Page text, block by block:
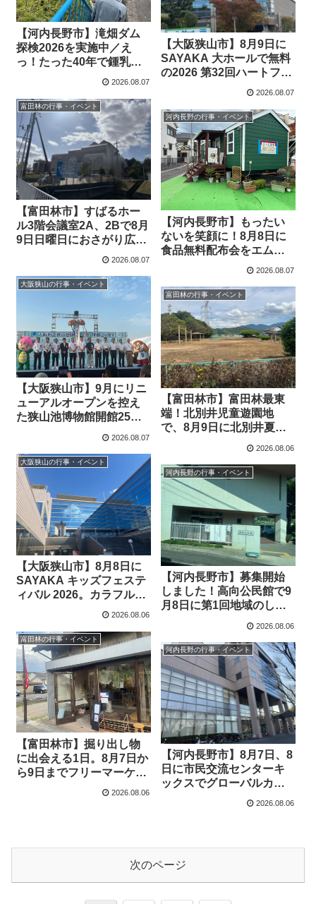
【河内長野市】滝畑ダム
探検2026を実施中／え
っ！たった40年で鍾乳
石？間近で見える摩崖仏
以上の魅力とは(2024年10
月23日アーカイブ記事）
2026.08.07
【大阪狭山市】8月9日に
SAYAKA 大ホールで無料
の2026 第32回ハートフル
コンサートを開催
2026.08.07
富田林の行事・イベント
【富田林市】すばるホー
ル3階会議室2A、2Bで8月
9日日曜日におさがり広場
2026.08.07
河内長野の行事・イベント
【河内長野市】もったい
ないを笑顔に！8月8日に
食品無料配布会をエムズ
キッチン子ども食堂で開
2026.08.07
大阪狭山の行事・イベント
【大阪狭山市】9月にリニ
ューアルオープンを控え
た狭山池博物館開館25周
2026.08.07
富田林の行事・イベント
【富田林市】富田林最東
端！北別井児童遊園地
で、8月9日に北別井夏祭
2026.08.06
大阪狭山の行事・イベント
【大阪狭山市】8月8日に
SAYAKA キッズフェステ
ィバル 2026。カラフル！
ミラクル！ワンダフル！
2026.08.06
河内長野の行事・イベント
【河内長野市】募集開始
しました！高向公民館で9
月8日に第1回地域のしゃ
健康体操100歳まで歩こう
を開催
2026.08.06
富田林の行事・イベント
【富田林市】掘り出し物
に出会える1日。8月7日か
ら9日までフリーマーケッ
トin 暮らしと手仕事の店 /
2026.08.06
河内長野の行事・イベント
【河内長野市】8月7日、8
日に市民交流センターキ
ックスでグローバルカフ
ェ「フィリピン料理」を
2026.08.06
次のページ